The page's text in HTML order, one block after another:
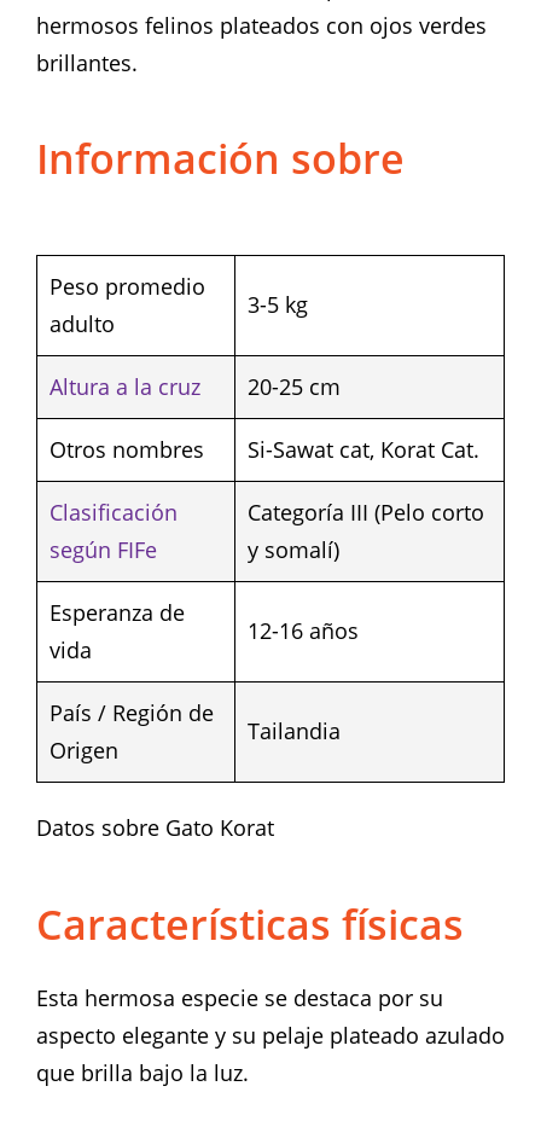
hermosos felinos plateados con ojos verdes
brillantes.
Información sobre
Peso promedio
adulto
3-5 kg
Altura a la cruz 20-25 cm
Otros nombres Si-Sawat cat, Korat Cat.
Clasificación
según FIFe
Categoría III (Pelo corto
y somalí)
Esperanza de
vida
12-16 años
País / Región de
Origen
Tailandia
Datos sobre Gato Korat
Características físicas
Esta hermosa especie se destaca por su
aspecto elegante y su pelaje plateado azulado
que brilla bajo la luz.